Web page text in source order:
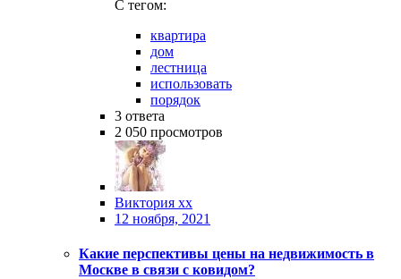
C тегом:
квартира
дом
лестница
использовать
порядок
3 ответа
2 050 просмотров
Виктория хх
12 ноября, 2021
Какие перспективы цены на недвижимость в
Москве в связи с ковидом?